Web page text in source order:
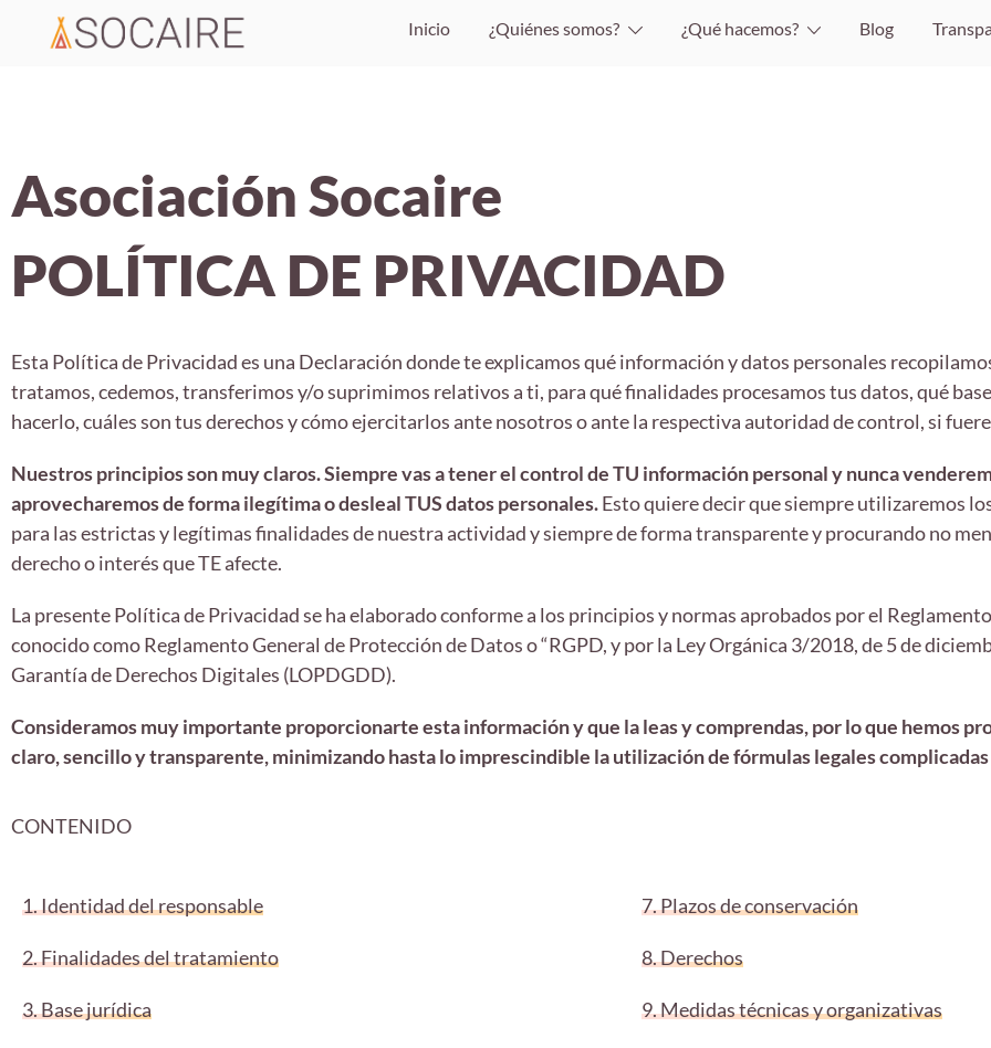
Inicio ¿Quiénes somos? ¿Qué hacemos? Blog
Asociación Socaire
POLÍTICA DE PRIVACIDAD
Esta Política de Privacidad es una Declaración donde te explicamos qué información y datos personales
tratamos, cedemos, transferimos y/o suprimimos relativos a ti, para qué finalidades procesamos tus datos, qué
hacerlo, cuáles son tus derechos y cómo ejercitarlos ante nosotros o ante la respectiva autoridad de control, si fuere
Nuestros principios son muy claros. Siempre vas a tener el control de TU información personal y nunca
aprovecharemos de forma ilegítima o desleal TUS datos personales.Esto quiere decir que siempre utilizaremos
para las estrictas y legítimas finalidades de nuestra actividad y siempre de forma transparente y procurando no
derecho o interés que TE afecte.
La presente Política de Privacidad se ha elaborado conforme a los principios y normas aprobados por el
conocido como Reglamento General de Protección de Datos o “RGPD, y por la Ley Orgánica 3/2018, de 5 de
Garantía de Derechos Digitales (LOPDGDD).
Consideramos muy importante proporcionarte esta información y que la leas y comprendas, por lo que hemos
claro, sencillo y transparente, minimizando hasta lo imprescindible la utilización de fórmulas legales
CONTENIDO
1. Identidad del responsable
2. Finalidades del tratamiento
3. Base jurídica
7. Plazos de conservación
8. Derechos
9. Medidas técnicas y organizativas